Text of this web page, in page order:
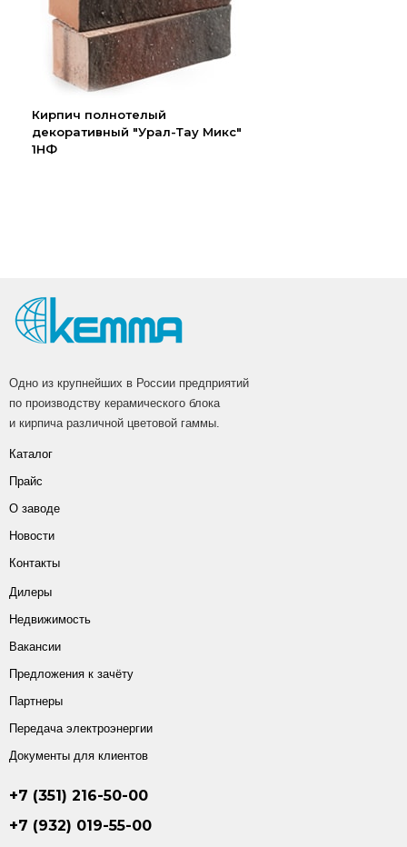
Кирпич полнотелый
декоративный "Урал-Тау Микс"
1НФ
Одно из крупнейших в России предприятий
по производству керамического блока
и кирпича различной цветовой гаммы.
Каталог
Прайс
О заводе
Новости
Контакты
Дилеры
Недвижимость
Вакансии
Предложения к зачёту
Партнеры
Передача электроэнергии
Документы для клиентов
+7 (351) 216-50-00
+7 (932) 019-55-00